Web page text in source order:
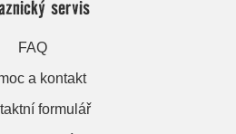
servis
FAQ
a kontakt
formulář